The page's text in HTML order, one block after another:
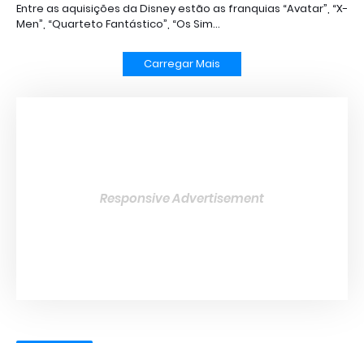
Entre as aquisições da Disney estão as franquias “Avatar”, “X-
Men”, “Quarteto Fantástico”, “Os Sim…
Carregar Mais
Responsive Advertisement